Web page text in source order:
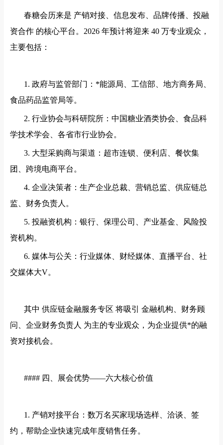
春糖会历来是 产销对接、信息发布、品牌传播、投融
资合作 的核心平台。 2026 年预计将迎来 40 万专业观众，
主要包括：
1. 政府与监管部门：*能源局、工信部、地方商务局、
食品药品监管局等。
2. 行业协会与科研院所：中国糖业酒类协会、食品科
学技术学会、各省市行业协会。
3. 大型采购商与渠道：超市连锁、便利店、餐饮集
团、跨境电商平台。
4. 企业决策者：生产企业总裁、营销总监、供应链总
监、财务负责人。
5. 投融资机构：银行、保理公司、产业基金、风险投
资机构。
6. 媒体与公关：行业媒体、财经媒体、直播平台、社
交媒体大V。
其中 供应链金融服务专区 将吸引
金融机构、财务顾
问、企业财务负责人 为主的专业观众，为企业提供*的融
资对接机会。
#### 四、展会优势——六大核心价值
1. 产销对接平台：数万名买家现场选样、洽谈、签
约，帮助企业快速完成年度销售任务。